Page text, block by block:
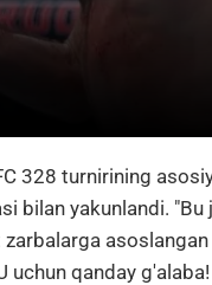
328 turnirining
bilan yakunlandi. "Bu
qanday